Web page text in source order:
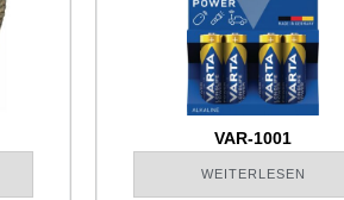
VAR-1001
WEITERLESEN